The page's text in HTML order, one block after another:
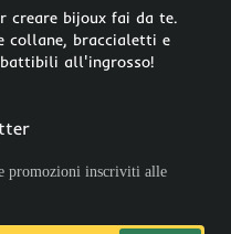
creare bijoux fai da te.
collane, braccialetti e
all'ingrosso!
promozioni inscriviti alle